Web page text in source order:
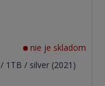
nie je skladom
1TB / silver (2021)